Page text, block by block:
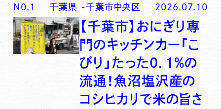
N0. 1 千葉県 -千葉市中央区 2026.07.10
【千葉市】おにぎり専
門のキッチンカー「こ
びり」たった0．1％の
流通！魚沼塩沢産の
コシヒカリで米の旨さ